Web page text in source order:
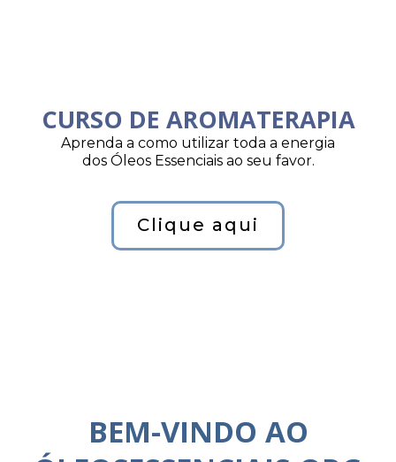
CURSO DE AROMATERAPIA
Aprenda a como utilizar toda a energia
dos Óleos Essenciais ao seu favor.
Clique aqui
BEM-VINDO AO